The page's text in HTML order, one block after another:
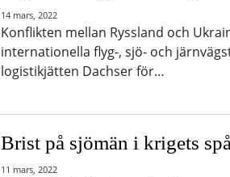
14 mars, 2022
Konflikten mellan Ryssland och
internationella flyg-, sjö- och
logistikjätten Dachser för…
Brist på sjömän i krigets
11 mars, 2022